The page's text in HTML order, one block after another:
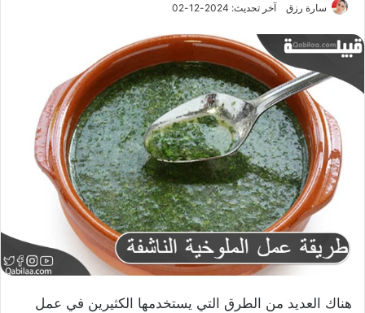
سارة رزق آخر تحديث: 2024-12-02
هناك العديد من الطرق التي يستخدمها الكثيرين في عمل